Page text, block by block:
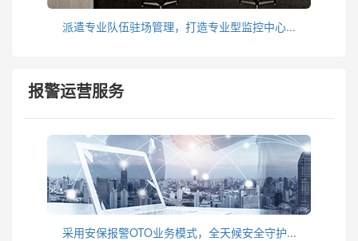
派遣专业队伍驻场管理，打造专业型监控中心...
报警运营服务
采用安保报警OTO业务模式，全天候安全守护...